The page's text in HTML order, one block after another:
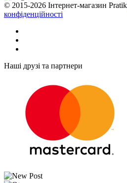
© 2015-2026 Інтернет-магазин Pratik
конфіденційності
Наші друзі та партнери